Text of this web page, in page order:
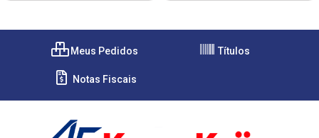
Meus Pedidos Títulos
Notas Fiscais